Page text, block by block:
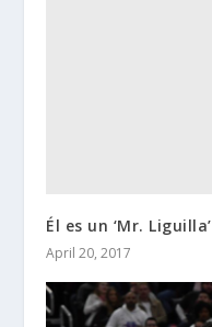
Él es un ‘Mr. Liguilla’
April 20, 2017